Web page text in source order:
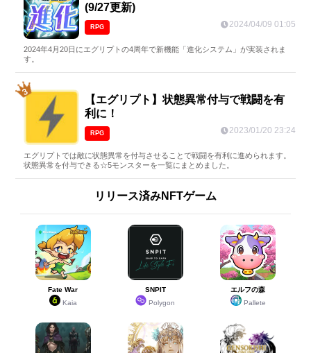
(9/27更新)
RPG 2024/04/09 01:05
2024年4月20日にエグリプトの4周年で新機能「進化システム」が実装されま
す。
【エグリプト】状態異常付与で戦闘を有
利に！
RPG 2023/01/20 23:24
エグリプトでは敵に状態異常を付与させることで戦闘を有利に進められます。
状態異常を付与できる☆5モンスターを一覧にまとめました。
リリース済みNFTゲーム
Fate War
Kaia
SNPIT
Polygon
エルフの森
Pallete